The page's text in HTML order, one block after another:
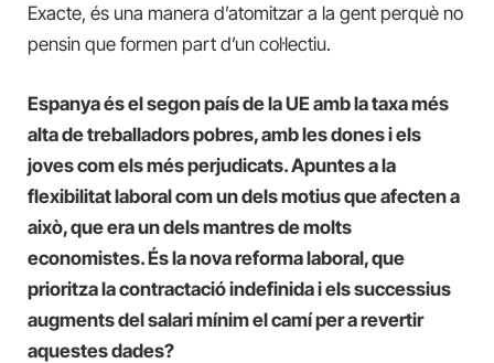
Exacte, és una manera d’atomitzar a la gent perquè no
pensin que formen part d’un col·lectiu.
Espanya és el segon país de la UE amb la taxa més
alta de treballadors pobres, amb les dones i els
joves com els més perjudicats. Apuntes a la
flexibilitat laboral com un dels motius que afecten a
això, que era un dels mantres de molts
economistes. És la nova reforma laboral, que
prioritza la contractació indefinida i els successius
augments del salari mínim el camí per a revertir
aquestes dades?